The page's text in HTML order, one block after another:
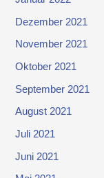
Dezember 2021
November 2021
Oktober 2021
September 2021
August 2021
Juli 2021
Juni 2021